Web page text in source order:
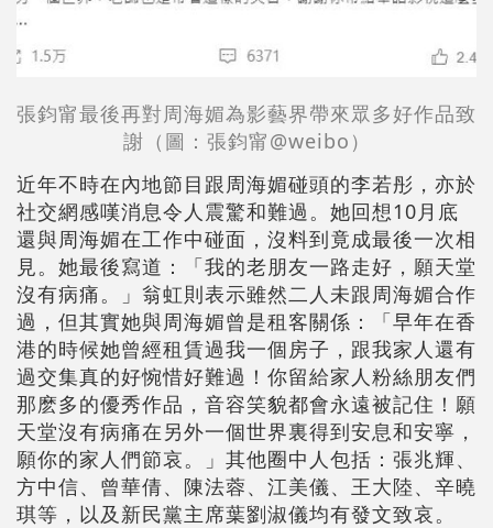
張鈞甯最後再對周海媚為影藝界帶來眾多好作品致
謝 （圖： 張鈞甯@weibo）
近年不時在內地節目跟周海媚碰頭的李若彤，亦於
社交網感嘆消息令人震驚和難過。她回想10月底
還與周海媚在工作中碰面，沒料到竟成最後一次相
見。她最後寫道：「我的老朋友一路走好，願天堂
沒有病痛。」翁虹則表示雖然二人未跟周海媚合作
過，但其實她與周海媚曾是租客關係：「早年在香
港的時候她曾經租賃過我一個房子，跟我家人還有
過交集真的好惋惜好難過！你留給家人粉絲朋友們
那麽多的優秀作品，音容笑貌都會永遠被記住！願
天堂沒有病痛在另外一個世界裏得到安息和安寧，
願你的家人們節哀。」其他圈中人包括：張兆輝、
方中信、曾華倩、陳法蓉、江美儀、王大陸、辛曉
琪等，以及新民黨主席葉劉淑儀均有發文致哀。